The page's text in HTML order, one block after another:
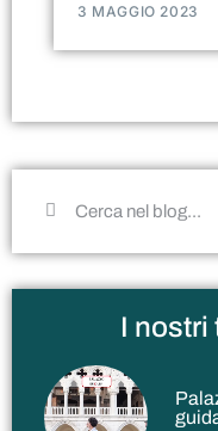
3 MAGGIO 2023
I nostri